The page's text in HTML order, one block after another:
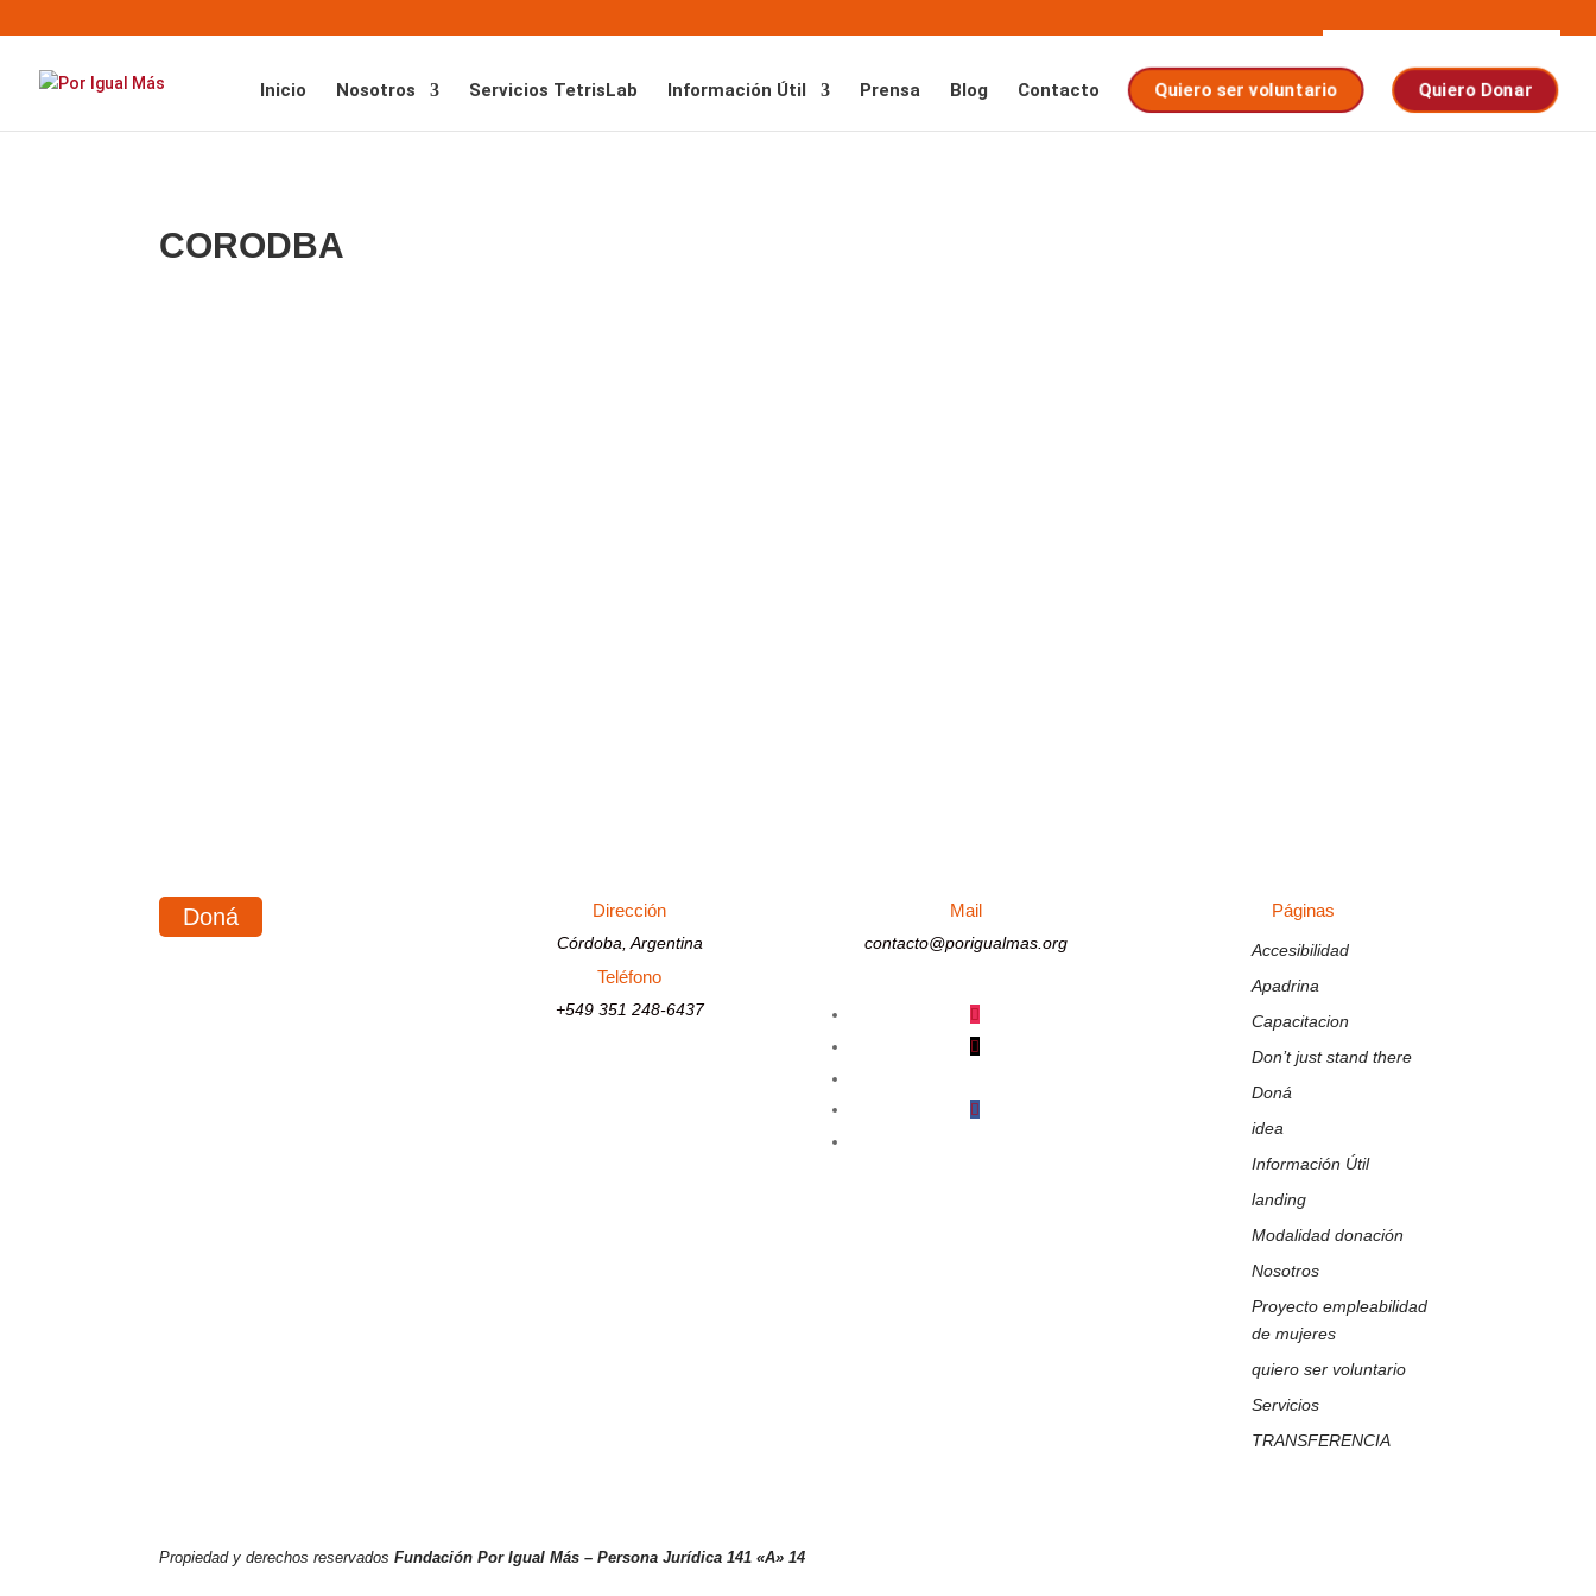
Inicio Nosotros Servicios TetrisLab Información Útil Prensa Blog Contacto Quiero ser voluntario Quiero Donar
CORODBA
Doná Dirección
Córdoba, Argentina
Teléfono
+549 351 248-6437
Mail
contacto@porigualmas.org
Páginas
Accesibilidad
Apadrina
Capacitacion
Don’t just stand there
Doná
idea
Información Útil
landing
Modalidad donación
Nosotros
Proyecto empleabilidad
de mujeres
quiero ser voluntario
Servicios
TRANSFERENCIA
Propiedad y derechos reservadosFundación Por Igual Más – PersonaJurídica 141 «A» 14